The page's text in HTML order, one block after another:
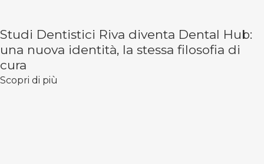
Studi Dentistici Riva diventa Dental Hub:
una nuova identità, la stessa filosofia di
cura
Scopri di più